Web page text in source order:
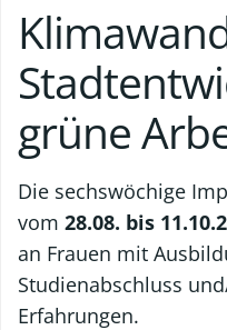
grüne
Die sechswöchige
vom 28.08. bis
an Frauen mit
Studienabschluss
Erfahrungen.